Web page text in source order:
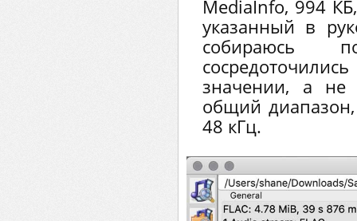
MediaInfo, 994
указанный в
собираюсь
значении, а не
общий
48 кГц.